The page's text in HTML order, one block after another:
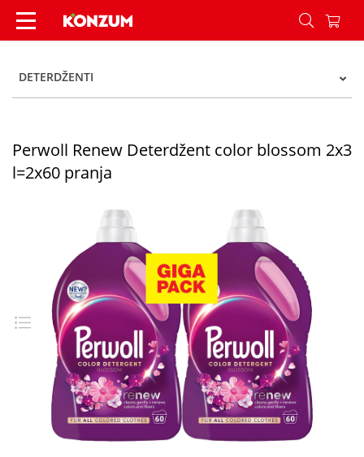
Perwoll Renew Deterdžent color blossom 2x3
DETERDŽENTI
Perwoll Renew Deterdžent color blossom 2x3
l=2x60 pranja